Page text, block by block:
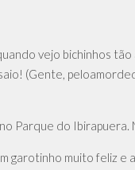
vejo bichinhos
(Gente,
Parque do Ibirapuera.
garotinho muito feliz